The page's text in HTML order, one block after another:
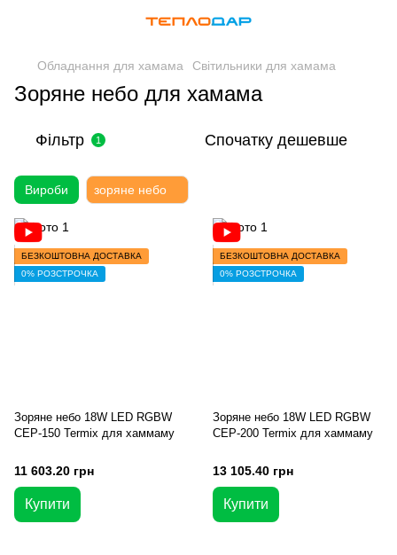
Обладнання для хамама Світильники для хамама
Зоряне небо для хамама
Фільтр 1 Спочатку дешевше
Вироби зоряне небо
БЕЗКОШТОВНА ДОСТАВКА
0% РОЗСТРОЧКА
Зоряне небо 18W LED RGBW
CEP-150 Termix для хаммаму
11 603.20 грн
Купити
БЕЗКОШТОВНА ДОСТАВКА
0% РОЗСТРОЧКА
Зоряне небо 18W LED RGBW
CEP-200 Termix для хаммаму
13 105.40 грн
Купити